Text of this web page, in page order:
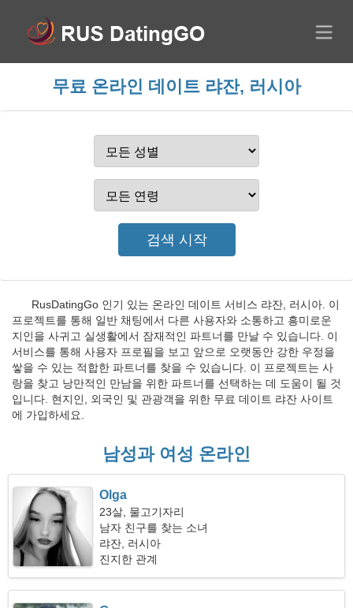
무료 온라인 데이트 랴잔, 러시아
RusDatingGo 인기 있는 온라인 데이트 서비스 랴잔, 러시아. 이
프로젝트를 통해 일반 채팅에서 다른 사용자와 소통하고 흥미로운
지인을 사귀고 실생활에서 잠재적인 파트너를 만날 수 있습니다. 이
서비스를 통해 사용자 프로필을 보고 앞으로 오랫동안 강한 우정을
쌓을 수 있는 적합한 파트너를 찾을 수 있습니다. 이 프로젝트는 사
랑을 찾고 낭만적인 만남을 위한 파트너를 선택하는 데 도움이 될 것
입니다. 현지인, 외국인 및 관광객을 위한 무료 데이트 랴잔 사이트
에 가입하세요.
남성과 여성 온라인
Olga
23살, 물고기자리
남자 친구를 찾는 소녀
랴잔, 러시아
진지한 관계